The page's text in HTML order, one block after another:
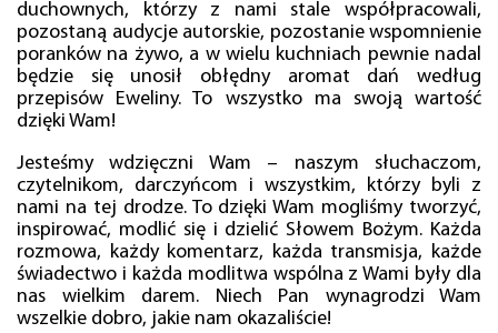
duchownych, którzy z nami stale współpracowali,
pozostaną audycje autorskie, pozostanie wspomnienie
poranków na żywo, a w wielu kuchniach pewnie nadal
będzie się unosił obłędny aromat dań według
przepisów Eweliny. To wszystko ma swoją wartość
dzięki Wam!
Jesteśmy wdzięczni Wam – naszym słuchaczom,
czytelnikom, darczyńcom i wszystkim, którzy byli z
nami na tej drodze. To dzięki Wam mogliśmy tworzyć,
inspirować, modlić się i dzielić Słowem Bożym. Każda
rozmowa, każdy komentarz, każda transmisja, każde
świadectwo i każda modlitwa wspólna z Wami były dla
nas wielkim darem. Niech Pan wynagrodzi Wam
wszelkie dobro, jakie nam okazaliście!